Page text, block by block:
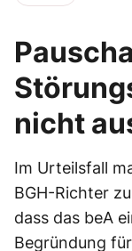
nicht
Im Urteilsfall
BGH-Richter
dass das beA
Begründung